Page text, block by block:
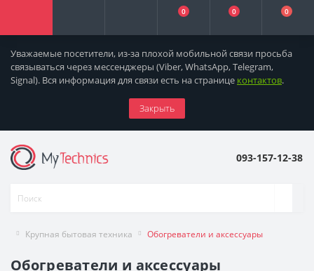
Уважаемые посетители, из-за плохой мобильной связи просьба
связываться через мессенджеры (Viber, WhatsApp, Telegram,
Signal). Вся информация для связи есть на странице контактов.
Закрыть
0 0 0
093-157-12-38
Крупная бытовая техника Обогреватели и аксессуары
Обогреватели и аксессуары